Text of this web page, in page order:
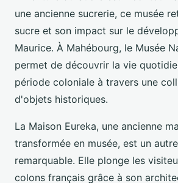
une ancienne sucrerie, ce musée
sucre et son impact sur le
Maurice. À Mahébourg, le Musée
permet de découvrir la vie
période coloniale à travers une
d'objets historiques.
La Maison Eureka, une ancienne
transformée en musée, est un
remarquable. Elle plonge les
colons français grâce à son